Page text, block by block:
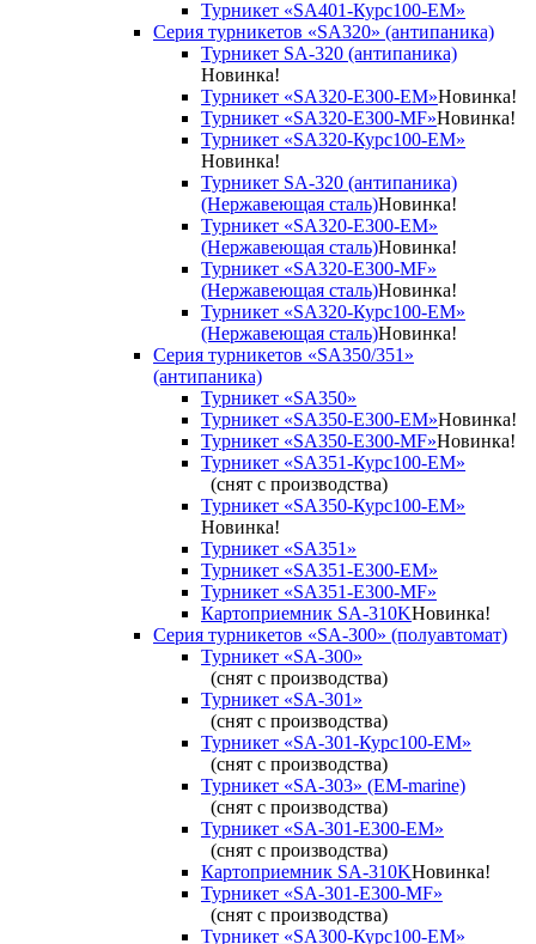
Турникет «SA401-Курс100-EM»
Серия турникетов «SA320» (антипаника)
Турникет SA-320 (антипаника)
Новинка!
Турникет «SA320-Е300-EM»Новинка!
Турникет «SA320-Е300-MF»Новинка!
Турникет «SA320-Курс100-EM»
Новинка!
Турникет SA-320 (антипаника)
(Нержавеющая сталь)Новинка!
Турникет «SA320-Е300-EM»
(Нержавеющая сталь)Новинка!
Турникет «SA320-Е300-MF»
(Нержавеющая сталь)Новинка!
Турникет «SA320-Курс100-EM»
(Нержавеющая сталь)Новинка!
Серия турникетов «SA350/351»
(антипаника)
Турникет «SA350»
Турникет «SA350-Е300-EM»Новинка!
Турникет «SA350-Е300-MF»Новинка!
Турникет «SA351-Курс100-ЕМ»
(снят с производства)
Турникет «SA350-Курс100-EM»
Новинка!
Турникет «SA351»
Турникет «SA351-Е300-ЕМ»
Турникет «SA351-Е300-MF»
Картоприемник SA-310KНовинка!
Серия турникетов «SA-300» (полуавтомат)
Турникет «SA-300»
(снят с производства)
Турникет «SA-301»
(снят с производства)
Турникет «SA-301-Курс100-ЕМ»
(снят с производства)
Турникет «SA-303» (EM-marine)
(снят с производства)
Турникет «SA-301-Е300-ЕМ»
(снят с производства)
Картоприемник SA-310KНовинка!
Турникет «SA-301-Е300-MF»
(снят с производства)
Турникет «SA300-Курс100-ЕМ»